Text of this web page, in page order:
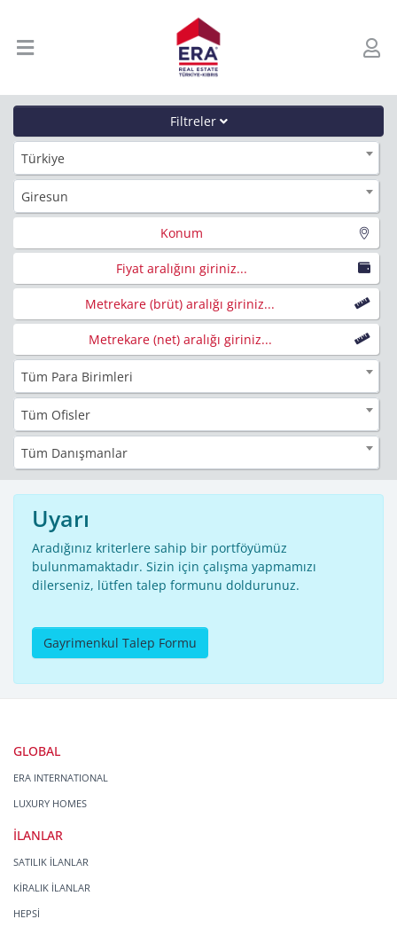
Filtreler
Türkiye
Giresun
Konum
Fiyat aralığını giriniz...
Metrekare (brüt) aralığı giriniz...
Metrekare (net) aralığı giriniz...
Tüm Para Birimleri
Tüm Ofisler
Tüm Danışmanlar
Uyarı
Aradığınız kriterlere sahip bir portföyümüz
bulunmamaktadır. Sizin için çalışma yapmamızı
dilerseniz, lütfen talep formunu doldurunuz.
Gayrimenkul Talep Formu
GLOBAL
ERA INTERNATIONAL
LUXURY HOMES
İLANLAR
SATILIK İLANLAR
KİRALIK İLANLAR
HEPSİ